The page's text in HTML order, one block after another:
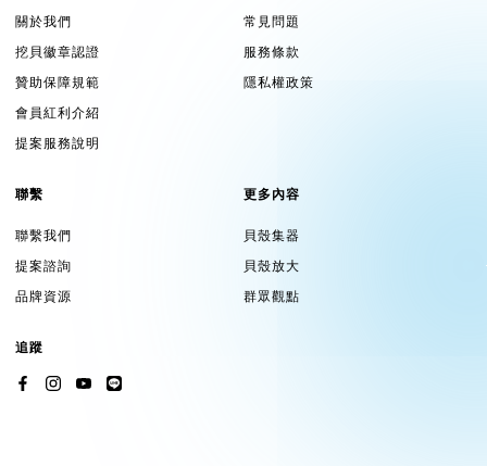
關於我們
挖貝徽章認證
贊助保障規範
會員紅利介紹
提案服務說明
常見問題
服務條款
隱私權政策
聯繫
聯繫我們
提案諮詢
品牌資源
更多內容
貝殼集器
貝殼放大
群眾觀點
追蹤